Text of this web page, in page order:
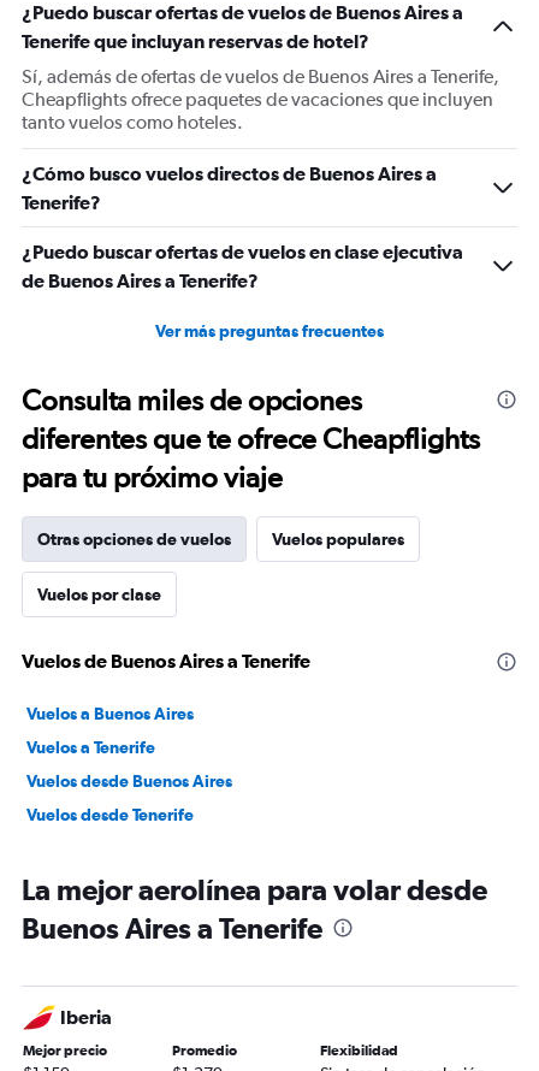
Y
axis
displaying
values.
Range:
0
2400.
¿Puedo buscar ofertas de vuelos de Buenos Aires a
Tenerife que incluyan reservas de hotel?
Sí, además de ofertas de vuelos de Buenos Aires a Tenerife,
Cheapflights ofrece paquetes de vacaciones que incluyen
tanto vuelos como hoteles.
¿Cómo busco vuelos directos de Buenos Aires a
Tenerife?
¿Puedo buscar ofertas de vuelos en clase ejecutiva
de Buenos Aires a Tenerife?
Ver más preguntas frecuentes
Consulta miles de opciones
diferentes que te ofrece Cheapflights
para tu próximo viaje
Otras opciones de vuelos Vuelos populares
Vuelos por clase
Vuelos de Buenos Aires a Tenerife
Vuelos a Buenos Aires
Vuelos a Tenerife
Vuelos desde Buenos Aires
Vuelos desde Tenerife
La mejor aerolínea para volar desde
Buenos Aires a Tenerife
Iberia
Mejor precio Promedio Flexibilidad